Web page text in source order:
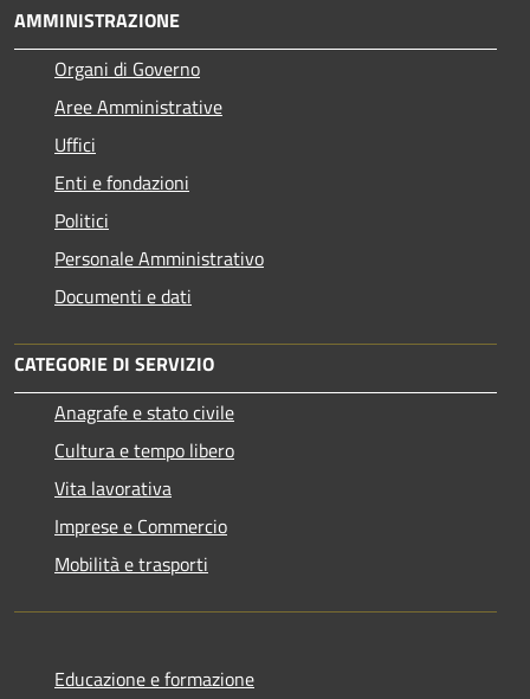
AMMINISTRAZIONE
Organi di Governo
Aree Amministrative
Uffici
Enti e fondazioni
Politici
Personale Amministrativo
Documenti e dati
CATEGORIE DI SERVIZIO
Anagrafe e stato civile
Cultura e tempo libero
Vita lavorativa
Imprese e Commercio
Mobilità e trasporti
Educazione e formazione